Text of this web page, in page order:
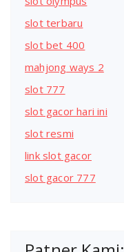
slot terbaru
slot bet 400
mahjong ways 2
slot 777
slot gacor hari ini
slot resmi
link slot gacor
slot gacor 777